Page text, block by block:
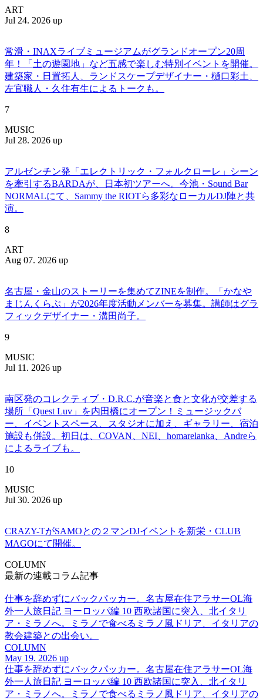
ART
Jul 24. 2026 up
常滑・INAXライブミュージアムがグランドオープン20周
年！「土の遊園地」など五感で楽しむ特別イベントを開催。
建築家・日置拓人、ランドスケープデザイナー・樋口彩土、
左官職人・久住有生によるトークも。
7
MUSIC
Jul 28. 2026 up
アルゼンチン発「エレクトリック・フォルクローレ」シーン
を牽引するBARDAが、日本初ツアーへ。今池・Sound Bar
NORMALにて、Sammy the RIOTら多彩なローカルDJ陣と共
演。
8
ART
Aug 07. 2026 up
名古屋・金山のストーリーを集めてZINEを制作。「かなや
まじんくらぶ」が2026年度活動メンバーを募集。講師はグラ
フィックデザイナー・溝田尚子。
9
MUSIC
Jul 11. 2026 up
南区発のコレクティブ・D.R.C.が⾳楽と⾷と⽂化が交差する
場所「Quest Luv」を内田橋にオープン！ミュージックバ
ー、イベントスペース、スタジオに加え、ギャラリー、宿泊
施設も併設。初日は、COVAN、NEI、homarelanka、Andreら
によるライブも。
10
MUSIC
Jul 30. 2026 up
CRAZY-TがSAMOとの２マンDJイベントを新栄・CLUB
MAGOにて開催。
COLUMN
最新の連載コラム記事
仕事を辞めずにバックパッカー。名古屋在住アラサーOL海
外一人旅日記 ヨーロッパ編 10 西欧諸国に突入、北イタリ
ア・ミラノへ。ミラノで食べるミラノ風ドリア、イタリアの
教会建築との出会い。
COLUMN
May 19. 2026 up
仕事を辞めずにバックパッカー。名古屋在住アラサーOL海
外一人旅日記 ヨーロッパ編 10 西欧諸国に突入、北イタリ
ア・ミラノへ。ミラノで食べるミラノ風ドリア、イタリアの